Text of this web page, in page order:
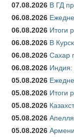
07.08.2026 В ГД
06.08.2026
06.08.2026 Итоги
06.08.2026 В
06.08.2026 Сахар
06.08.2026 Индия:
05.08.2026
05.08.2026 Итоги
05.08.2026
05.08.2026
05.08.2026